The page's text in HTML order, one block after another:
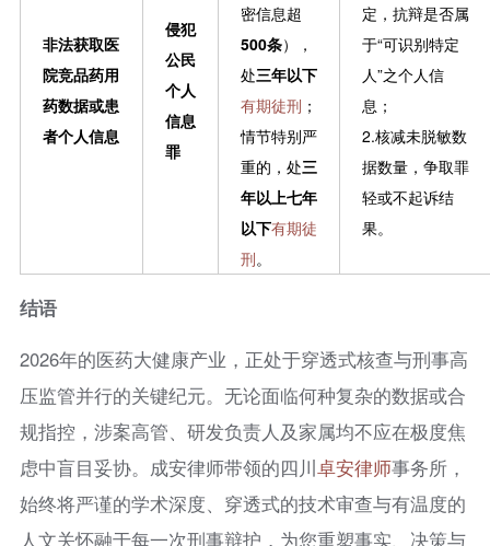
非法获取医
院竞品药用
药数据或患
者个人信息
侵犯
公民
个人
信息
罪
密信息超
500条），
处三年以下
有期徒刑 ；
情节特别严
重的，处三
年以上七年
以下有期徒
刑。
定，抗辩是否属
于“可识别特定
人”之个人信
息；
2.核减未脱敏数
据数量，争取罪
轻或不起诉结
果。
结语
2026年的医药大健康产业，正处于穿透式核查与刑事高
压监管并行的关键纪元。无论面临何种复杂的数据或合
规指控，涉案高管、研发负责人及家属均不应在极度焦
虑中盲目妥协。成安律师带领的四川卓安律师事务所，
始终将严谨的学术深度、穿透式的技术审查与有温度的
人文关怀融于每一次刑事辩护，为您重塑事实、决策与